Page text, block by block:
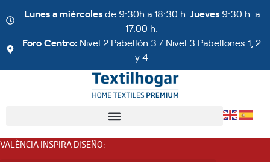
Lunes a miércolesde 9:30h a 18:30 h. Jueves 9:30 h. a
17:00 h.
Foro Centro: Nivel 2 Pabellón 3 / Nivel 3 Pabellones 1, 2
y 4
VALÈNCIA INSPIRA DISEÑO: